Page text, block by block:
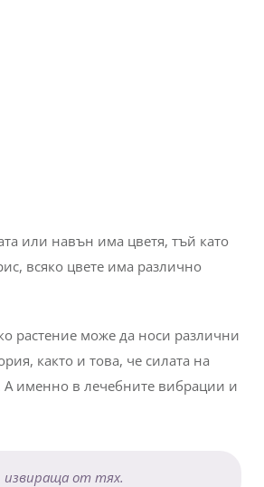
или навън има цветя, тъй като
всяко цвете има различно
растение може да носи различни
както и това, че силата на
А именно в лечебните вибрации и
извираща от тях.